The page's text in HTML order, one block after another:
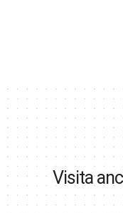
Visita